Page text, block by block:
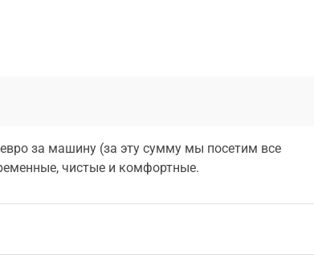
за машину (за эту сумму мы посетим все
чистые и комфортные.